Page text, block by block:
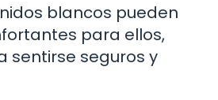
blancos pueden
para ellos,
sentirse seguros y